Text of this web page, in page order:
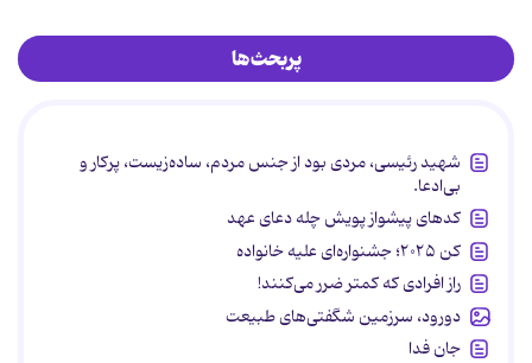
پربحث‌ها
شهید رئیسی، مردی بود از جنس مردم، ساده‌زیست، پرکار و
بی‌ادعا.
کدهای پیشواز پویش چله دعای عهد
کن ۲۰۲۵؛ جشنواره‌ای علیه خانواده
راز افرادی که کمتر ضرر می‌کنند!
دورود، سرزمین شگفتی‌های طبیعت
جان فدا